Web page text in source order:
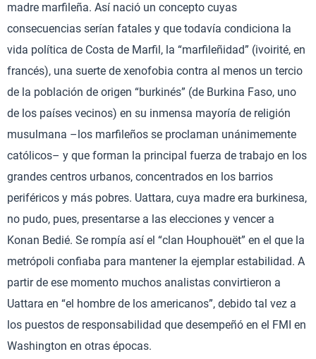
madre marfileña. Así nació un concepto cuyas
consecuencias serían fatales y que todavía condiciona la
vida política de Costa de Marfil, la “marfileñidad” (ivoirité, en
francés), una suerte de xenofobia contra al menos un tercio
de la población de origen “burkinés” (de Burkina Faso, uno
de los países vecinos) en su inmensa mayoría de religión
musulmana –los marfileños se proclaman unánimemente
católicos– y que forman la principal fuerza de trabajo en los
grandes centros urbanos, concentrados en los barrios
periféricos y más pobres. Uattara, cuya madre era burkinesa,
no pudo, pues, presentarse a las elecciones y vencer a
Konan Bedié. Se rompía así el “clan Houphouët” en el que la
metrópoli confiaba para mantener la ejemplar estabilidad. A
partir de ese momento muchos analistas convirtieron a
Uattara en “el hombre de los americanos”, debido tal vez a
los puestos de responsabilidad que desempeñó en el FMI en
Washington en otras épocas.